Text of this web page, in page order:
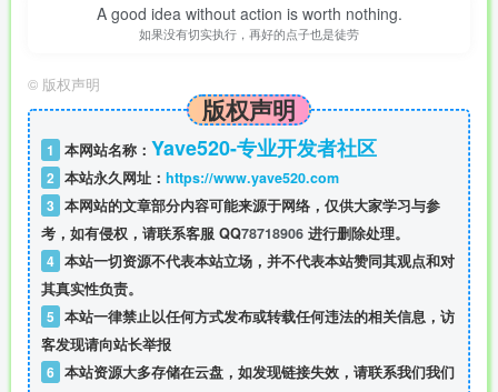
A good idea without action is worth nothing.
如果没有切实执行，再好的点子也是徒劳
© 版权声明
版权声明
1 本网站名称： Yave520-专业开发者社区
2 本站永久网址： https://www.yave520.com
3 本网站的文章部分内容可能来源于网络，仅供大家学习与参
考，如有侵权，请联系客服 QQ78718906 进行删除处理。
4 本站一切资源不代表本站立场，并不代表本站赞同其观点和对
其真实性负责。
5 本站一律禁止以任何方式发布或转载任何违法的相关信息，访
客发现请向站长举报
6 本站资源大多存储在云盘，如发现链接失效，请联系我们我们